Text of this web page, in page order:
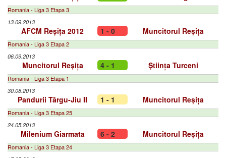
Romania - Liga 3 Etapa 3
13.09.2013
AFCM Reșița 2012 1 - 0 Muncitorul Reșița
Romania - Liga 3 Etapa 2
06.09.2013
Muncitorul Reșița 4 - 1 Știința Turceni
Romania - Liga 3 Etapa 1
30.08.2013
Pandurii Târgu-Jiu II 1 - 1 Muncitorul Reșița
Romania - Liga 3 Etapa 25
24.05.2013
Milenium Giarmata 6 - 2 Muncitorul Reșița
Romania - Liga 3 Etapa 24